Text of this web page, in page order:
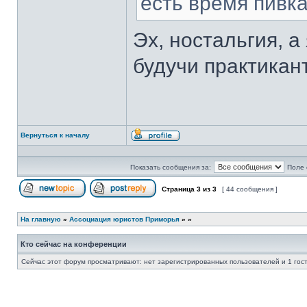
Эх, ностальгия,
будучи
Вернуться к началу
Профиль
Показать сообщения за: Поле
Страница 3 из 3 [ 44 сообщения ]
На главную » Ассоциация юристов Приморья » »
Кто сейчас на конференции
Сейчас этот форум просматривают: нет зарегистрированных пользователей и 1